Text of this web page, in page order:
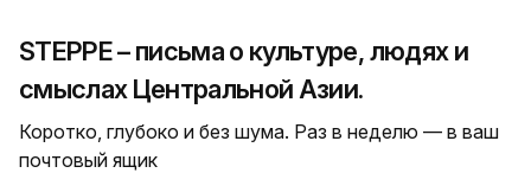
STEPPE – письма о культуре, людях и
смыслах Центральной Азии.
Коротко, глубоко и без шума. Раз в неделю — в ваш
почтовый ящик